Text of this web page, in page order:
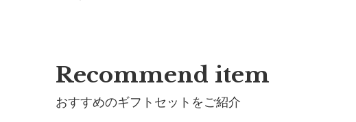
Recommend item
おすすめのギフトセットをご紹介